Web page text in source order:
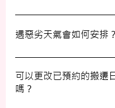
約定的費用。
選擇一間合適的搬運公司
選擇經驗豐富、提供專業
擇！
遇惡劣天氣會如何安排？
如搬屋當日遇上惡劣天氣
聯絡並安排改期。具體安
雨或八號熱帶氣旋警告於早
可以更改已預約的搬遷
嗎？